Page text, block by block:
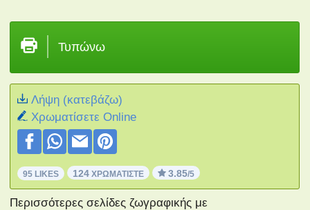
Τυπώνω
Λήψη (κατεβάζω)
Xρωματίσετε Online
95 LIKES 124 ΧΡΩΜΑΤΊΣΤΕ 3.85/5
Περισσότερες σελίδες ζωγραφικής με